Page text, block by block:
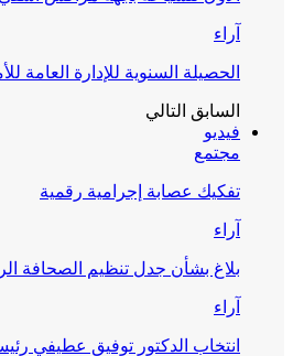
آراء
الحصيلة السنوية للإدارة العامة
السابق التالي
فيديو
مجتمع
تفكيك عصابة إجرامية رقمية
آراء
بلاغ بشأن جدل تنظيم الصحافة
آراء
انتخاب الدكتور توفيق عطيفي